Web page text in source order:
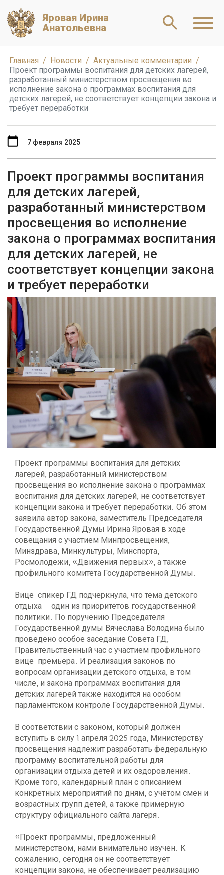
Яровая Ирина
Анатольевна
Главная Новости
Актуальные комментарии
Проект программы воспитания для детских лагерей,
разработанный министерством просвещения во
исполнение закона о программах воспитания для
детских лагерей, не соответствует концепции закона и
требует переработки
Проект программы воспитания
для детских лагерей,
разработанный министерством
просвещения во исполнение
закона о программах воспитания
для детских лагерей, не
соответствует концепции закона
и требует переработки
7 февраля 2025
Проект программы воспитания для детских
лагерей, разработанный министерством
просвещения во исполнение закона о программах
воспитания для детских лагерей, не соответствует
концепции закона и требует переработки. Об этом
заявила автор закона, заместитель Председателя
Государственной Думы Ирина Яровая в ходе
совещания с участием Минпросвещения,
Минздрава, Минкультуры, Минспорта,
Росмолодежи, «Движения первых», а также
профильного комитета Государственной Думы.
Вице-спикер ГД подчеркнула, что тема детского
отдыха – один из приоритетов государственной
политики. По поручению Председателя
Государственной думы Вячеслава Володина было
проведено особое заседание Совета ГД,
Правительственный час с участием профильного
вице-премьера. И реализация законов по
вопросам организации детского отдыха, в том
числе, и закона программах воспитания для
детских лагерей также находится на особом
парламентском контроле Государственной Думы.
В соответствии с законом, который должен
вступить в силу 1 апреля 2025 года, Министерству
просвещения надлежит разработать федеральную
программу воспитательной работы для
организации отдыха детей и их оздоровления.
Кроме того, календарный план с описанием
конкретных мероприятий по дням, с учётом смен и
возрастных групп детей, а также примерную
структуру официального сайта лагеря.
«Проект программы, предложенный
министерством, нами внимательно изучен. К
сожалению, сегодня он не соответствует
концепции закона, не обеспечивает реализацию